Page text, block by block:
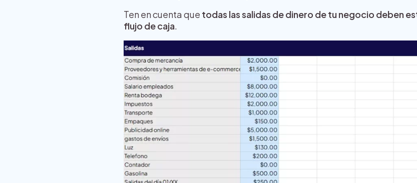
Ten en cuenta que todas las salidas de dinero de tu negocio deben
flujo de caja.